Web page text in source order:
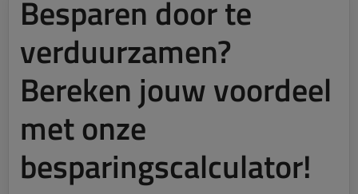
Besparen door te
verduurzamen?
Bereken jouw voordeel
met onze
besparingscalculator!